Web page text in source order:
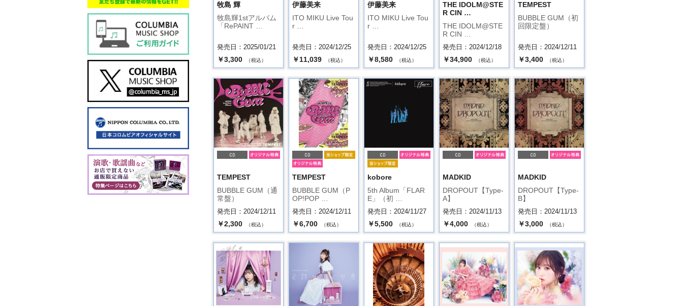
牧島 輝
牧島輝1stアルバム
「RePAINT …
発売日：2025/01/21
￥3,300 （税込）
伊藤美来
ITO MIKU Live Tou
r …
発売日：2024/12/25
￥11,039 （税込）
伊藤美来
ITO MIKU Live Tou
r …
発売日：2024/12/25
￥8,580 （税込）
THE IDOLM@STE
R CIN …
THE IDOLM@STE
R CIN …
発売日：2024/12/18
￥34,900 （税込）
TEMPEST
BUBBLE GUM（初
回限定盤）
発売日：2024/12/11
￥3,400 （税込）
TEMPEST
BUBBLE GUM（通
常盤）
発売日：2024/12/11
￥2,300 （税込）
TEMPEST
BUBBLE GUM（P
OP!POP …
発売日：2024/12/11
￥6,700 （税込）
kobore
5th Album「FLAR
E」（初 …
発売日：2024/11/27
￥5,500 （税込）
MADKID
DROPOUT【Type-
A】
発売日：2024/11/13
￥4,000 （税込）
MADKID
DROPOUT【Type-
B】
発売日：2024/11/13
￥3,000 （税込）